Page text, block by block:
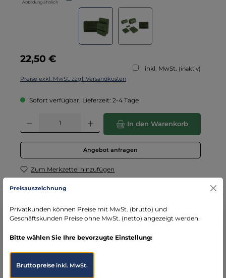
Abbildung ähnlich
Regulärer Preis:
22,50 €
inkl. MwSt. (inaktiv)
Preise exkl. MwSt. zzgl. Versandkosten
Sofort verfügbar, Lieferzeit: 2-4 Tage
Produkt Anzahl: Gib den gewünschten Wert ein oder benutze die
In den Warenkorb
Angebot anfragen
Zum Merkzettel hinzufügen
Ihre Zahlungsmöglichkeiten
Rechnung Direktüberweisung
KreditkarteWero
Produktnummer:
101835
Hersteller:
Preisauszeichnung
Privatkunden können Preise mit MwSt. (brutto) und
Geschäftskunden Preise ohne MwSt. (netto) angezeigt werden.
Bitte wählen Sie Ihre bevorzugte Einstellung:
Bruttopreiseinkl. MwSt.